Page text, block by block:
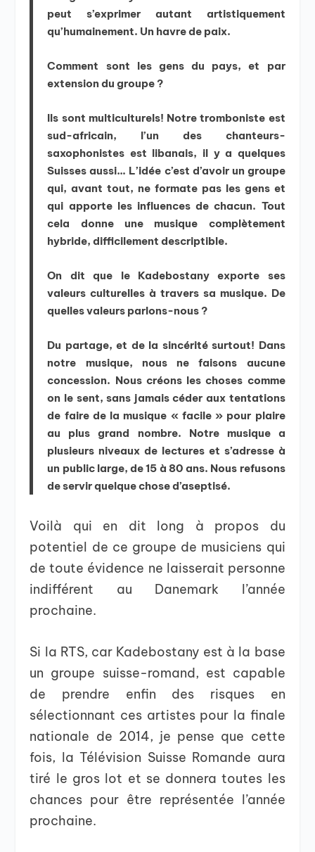
peut s’exprimer autant artistiquement
qu’humainement. Un havre de paix.
Comment sont les gens du pays, et par
extension du groupe ?
Ils sont multiculturels! Notre tromboniste est
sud-africain, l’un des chanteurs-
saxophonistes est libanais, il y a quelques
Suisses aussi… L’idée c’est d’avoir un groupe
qui, avant tout, ne formate pas les gens et
qui apporte les influences de chacun. Tout
cela donne une musique complètement
hybride, difficilement descriptible.
On dit que le Kadebostany exporte ses
valeurs culturelles à travers sa musique. De
quelles valeurs parlons-nous ?
Du partage, et de la sincérité surtout! Dans
notre musique, nous ne faisons aucune
concession. Nous créons les choses comme
on le sent, sans jamais céder aux tentations
de faire de la musique « facile » pour plaire
au plus grand nombre. Notre musique a
plusieurs niveaux de lectures et s’adresse à
un public large, de 15 à 80 ans. Nous refusons
de servir quelque chose d’aseptisé.
Voilà qui en dit long à propos du
potentiel de ce groupe de musiciens qui
de toute évidence ne laisserait personne
indifférent au Danemark l’année
prochaine.
Si la RTS, car Kadebostany est à la base
un groupe suisse-romand, est capable
de prendre enfin des risques en
sélectionnant ces artistes pour la finale
nationale de 2014, je pense que cette
fois, la Télévision Suisse Romande aura
tiré le gros lot et se donnera toutes les
chances pour être représentée l’année
prochaine.